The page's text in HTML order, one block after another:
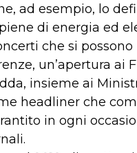
ad esempio, lo
di energia ed
che si possono
un’apertura ai
insieme ai
headliner che
in ogni